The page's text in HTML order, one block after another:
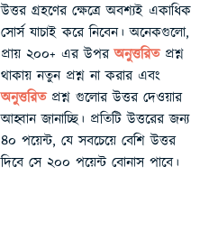
উত্তর গ্রহণের ক্ষেত্রে অবশ্যই একাধিক
সোর্স যাচাই করে নিবেন। অনেকগুলো,
প্রায় ২০০+ এর উপরঅনুত্তরিতপ্রশ্ন
থাকায় নতুন প্রশ্ন না করার এবং
অনুত্তরিত প্রশ্ন গুলোর উত্তর দেওয়ার
আহ্বান জানাচ্ছি। প্রতিটি উত্তরের জন্য
৪০ পয়েন্ট, যে সবচেয়ে বেশি উত্তর
দিবে সে ২০০ পয়েন্ট বোনাস পাবে।